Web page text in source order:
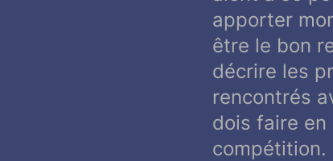
apporter
être le bon
décrire les
rencontrés
dois faire en
compétition.